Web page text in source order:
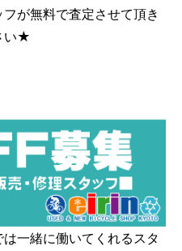
が無料で査定させて頂き
い★
一緒に働いてくれるスタ